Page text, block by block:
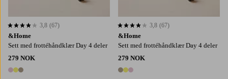
&Home
Sett med frottéhåndklær Day 4 deler
279 NOK
3 farger
3,8 basert på 67 karaktergivninger
3,8 (67)
&Home
Sett med frottéhåndklær Day 4 deler
279 NOK
3 farger
3,8 basert på 67 karaktergivninger
3,8 (67)